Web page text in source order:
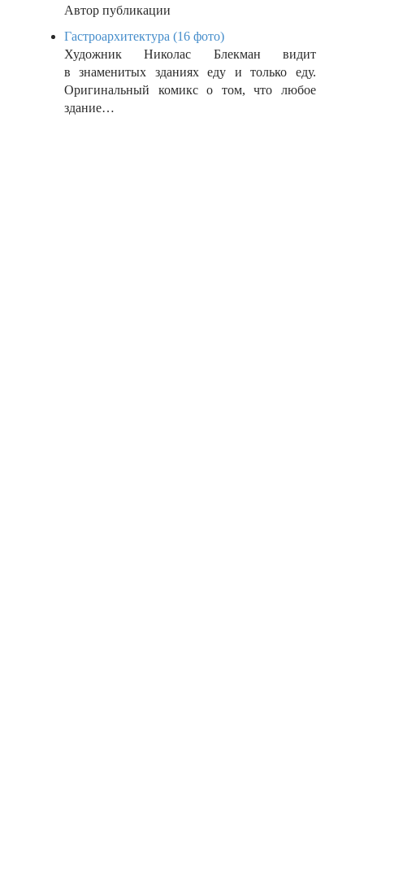
Автор публикации
Гастроархитектура (16 фото)
Художник Николас Блекман видит
в знаменитых зданиях еду и только еду.
Оригинальный комикс о том, что любое
здание…